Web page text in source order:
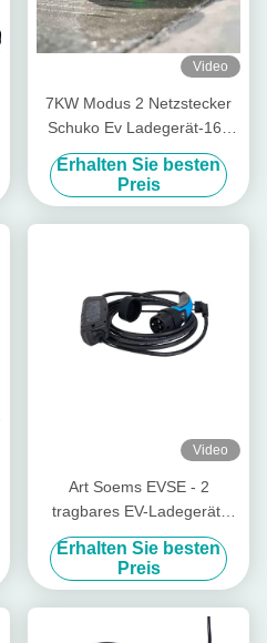
Video
7KW Modus 2 Netzstecker
Schuko Ev Ladegerät-16a
mit Temperaturfühler
Erhalten Sie besten
Preis
Video
Art Soems EVSE - 2
tragbares EV-Ladegerät-
einphasiges 5 Meter Kabel-
Erhalten Sie besten
Preis